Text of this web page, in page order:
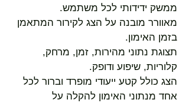
ממשק ידידותי לכל משתמש.
מאוורר מובנה על הצג לקירור המתאמן
בזמן האימון.
תצוגת נתוני מהירות, זמן, מרחק,
קלוריות, שיפוע ודופק.
הצג כולל קטע ייעודי מופרד וברור לכל
אחד מנתוני האימון להקלה על